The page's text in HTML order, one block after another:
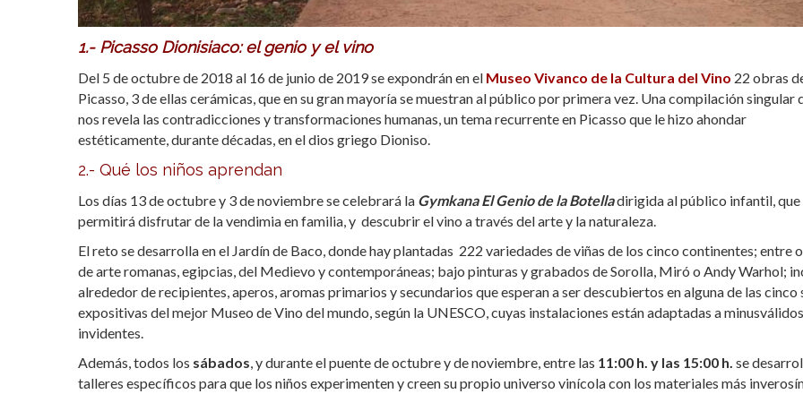
1.- Picasso Dionisiaco: el genio y el vino
Del 5 de octubre de 2018 al 16 de junio de 2019 se expondrán en el Museo Vivanco de la Cultura del Vino 22 obras
Picasso, 3 de ellas cerámicas, que en su gran mayoría se muestran al público por primera vez. Una compilación singular
nos revela las contradicciones y transformaciones humanas, un tema recurrente en Picasso que le hizo ahondar
estéticamente, durante décadas, en el dios griego Dioniso.
2.- Qué los niños aprendan
Los días 13 de octubre y 3 de noviembre se celebrará la Gymkana El Genio de la Botelladirigida al público infantil, que
permitirá disfrutar de la vendimia en familia, y descubrir el vino a través del arte y la naturaleza.
El reto se desarrolla en el Jardín de Baco, donde hay plantadas 222 variedades de viñas de los cinco continentes; entre
de arte romanas, egipcias, del Medievo y contemporáneas; bajo pinturas y grabados de Sorolla, Miró o Andy Warhol;
alrededor de recipientes, aperos, aromas primarios y secundarios que esperan a ser descubiertos en alguna de las cinco
expositivas del mejor Museo de Vino del mundo, según la UNESCO, cuyas instalaciones están adaptadas a
invidentes.
Además, todos los sábados, y durante el puente de octubre y de noviembre, entre las 11:00 h. y las 15:00 h. se
talleres específicos para que los niños experimenten y creen su propio universo vinícola con los materiales más